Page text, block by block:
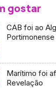
gostar
CAB foi ao
Marítimo foi
Revelação